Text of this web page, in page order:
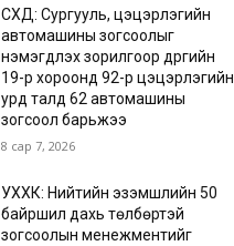
СХД: Сургууль, цэцэрлэгийн
автомашины зогсоолыг
нэмэгдүүлэх зорилгоор дүүргийн
19-р хороонд 92-р цэцэрлэгийн
урд талд 62 автомашины
зогсоол барьжээ
8 сар 7, 2026
УХХК: Нийтийн эзэмшлийн 50
байршил дахь төлбөртэй
зогсоолын менежментийг